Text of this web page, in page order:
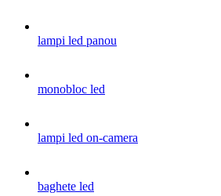
lampi led panou
monobloc led
lampi led on-camera
baghete led